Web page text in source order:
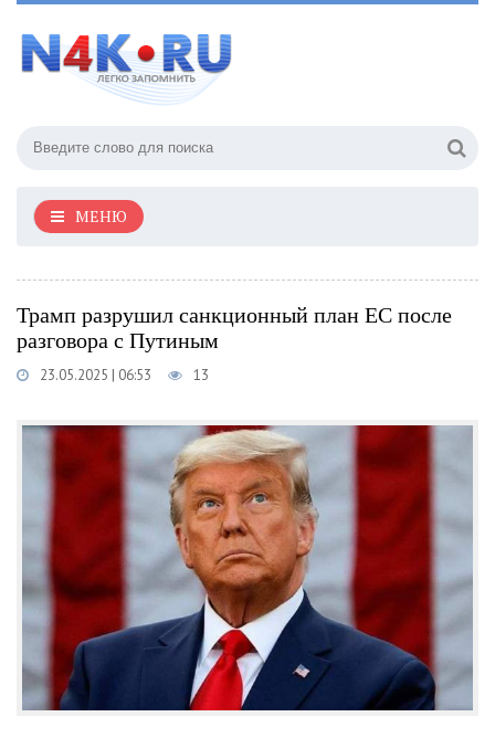
МЕНЮ
Трамп разрушил санкционный план ЕС после
разговора с Путиным
23.05.2025 | 06:53 13